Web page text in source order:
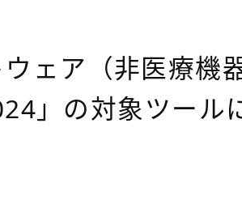
ェア（非医療機
」の対象ツール